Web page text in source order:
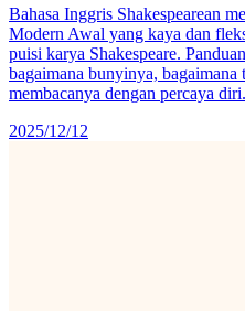
Bahasa Inggris Shakespearean
Modern Awal yang kaya dan
puisi karya Shakespeare.
bagaimana bunyinya, bagaimana
membacanya dengan percaya diri.
2025/12/12